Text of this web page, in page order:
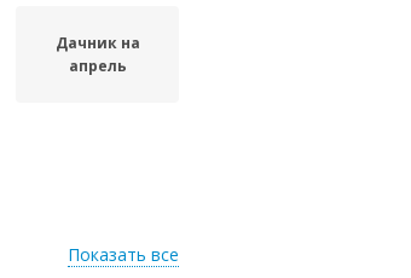
Дачник на
апрель
Показать все